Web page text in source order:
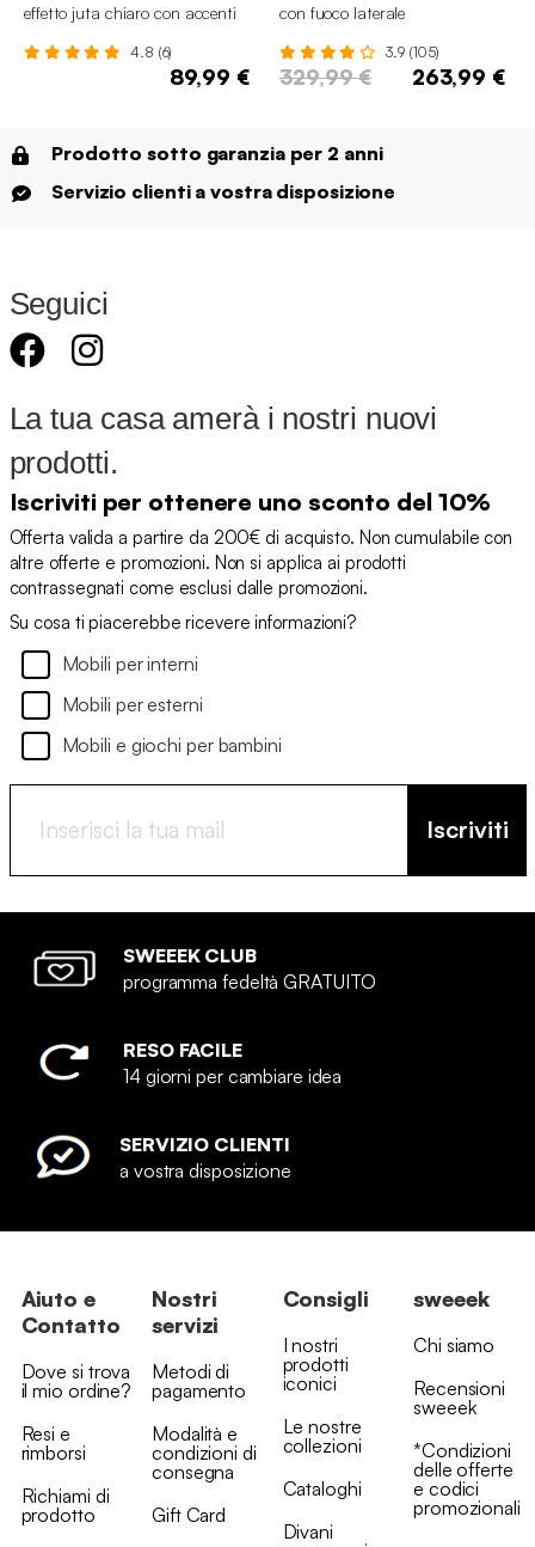
effetto juta chiaro con accenti
4.8 (6)
89,99 €
con fuoco laterale
3.9 (105)
329,99 € 263,99 €
Prodotto sotto garanzia per 2 anni
Servizio clienti a vostra disposizione
Seguici
La tua casa amerà i nostri nuovi
prodotti.
Iscriviti per ottenere uno sconto del 10%
Offerta valida a partire da 200€ di acquisto. Non cumulabile con
altre offerte e promozioni. Non si applica ai prodotti
contrassegnati come esclusi dalle promozioni.
Su cosa ti piacerebbe ricevere informazioni?
Mobili per interni
Mobili per esterni
Mobili e giochi per bambini
Iscriviti
SWEEEK CLUB
programma fedeltà GRATUITO
RESO FACILE
14 giorni per cambiare idea
SERVIZIO CLIENTI
a vostra disposizione
Aiuto e
Contatto
Dove si trova
il mio ordine?
Resi e
rimborsi
Richiami di
prodotto
Nostri
servizi
Metodi di
pagamento
Modalità e
condizioni di
consegna
Gift Card
Consigli
I nostri
prodotti
iconici
Le nostre
collezioni
Cataloghi
Divani
sweeek
Chi siamo
Recensioni
sweeek
*Condizioni
delle offerte
e codici
promozionali